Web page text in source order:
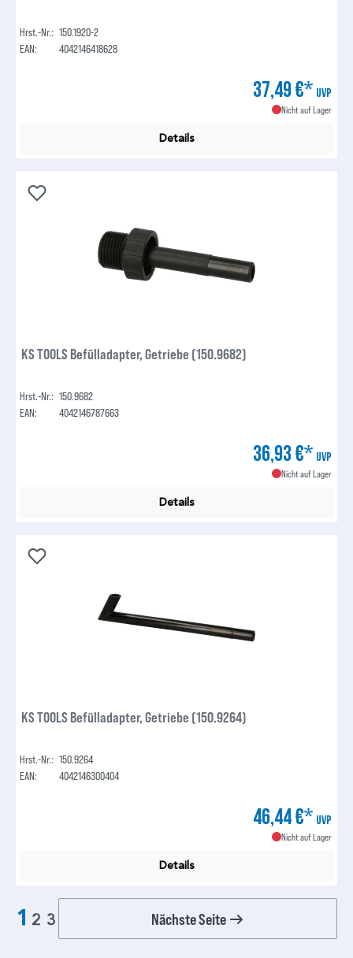
Hrst.-Nr.: 150.1920-2
EAN:
4042146418628
37,49 €* UVP
Nicht auf Lager
Details
KS TOOLS Befülladapter, Getriebe (150.9682)
Hrst.-Nr.: 150.9682
EAN:
4042146787663
36,93 €* UVP
Nicht auf Lager
Details
KS TOOLS Befülladapter, Getriebe (150.9264)
Hrst.-Nr.: 150.9264
EAN:
4042146300404
46,44 €* UVP
Nicht auf Lager
Details
1 2 3 Nächste Seite